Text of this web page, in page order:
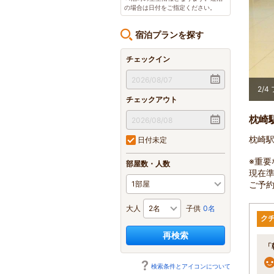
の場合は日付をご指定ください。
宿泊プランを探す
チェックイン
チェックアウト
日付未定
部屋数・人数
大人 子供 0名
再検索
検索条件とアイコンについて
3/4
枕崎
枕崎
※重要
現在
ご予
ク